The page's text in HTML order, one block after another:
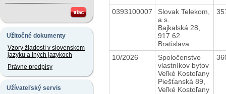
Užitočné dokumenty
Vzory žiadostí v slovenskom
jazyku a iných jazykoch
Právne predpisy
Užívateľský servis
0393100007
Slovak Telekom,
a.s.
Bajkalská 28,
917 62
Bratislava
10/2026
Spoločenstvo
vlastníkov bytov
Veľké Kostoľany
Piešťanská 89,
Veľké Kostoľany